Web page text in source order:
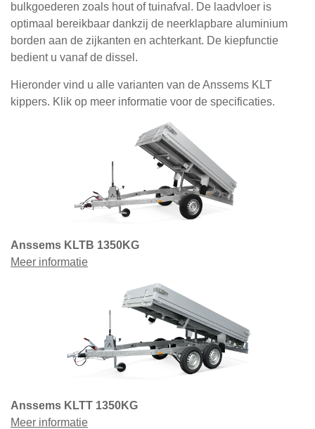
bulkgoederen zoals hout of tuinafval. De laadvloer is
optimaal bereikbaar dankzij de neerklapbare aluminium
borden aan de zijkanten en achterkant. De kiepfunctie
bedient u vanaf de dissel.
Hieronder vind u alle varianten van de Anssems KLT
kippers. Klik op meer informatie voor de specificaties.
Anssems KLTB 1350KG
Meer informatie
Anssems KLTT 1350KG
Meer informatie